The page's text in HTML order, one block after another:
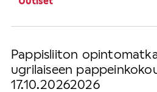
Pappisliiton
ugrilaiseen
17.10.20262026